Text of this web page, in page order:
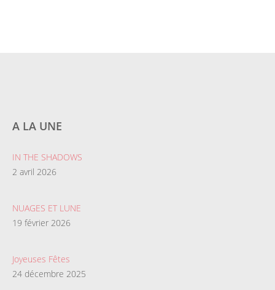
A LA UNE
IN THE SHADOWS
2 avril 2026
NUAGES ET LUNE
19 février 2026
Joyeuses Fêtes
24 décembre 2025